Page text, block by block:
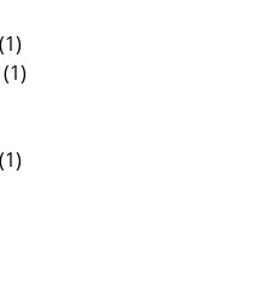
(1)
(1)